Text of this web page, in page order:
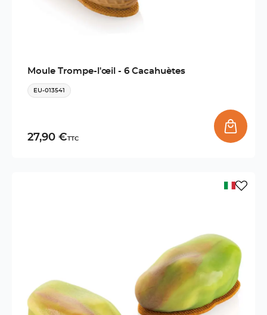
Moule Trompe-l'œil - 6 Cacahuètes
EU-013541
27,90 €TTC